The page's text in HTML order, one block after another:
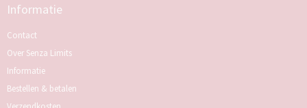
Informatie
Contact
Over Senza Limits
Informatie
Bestellen & betalen